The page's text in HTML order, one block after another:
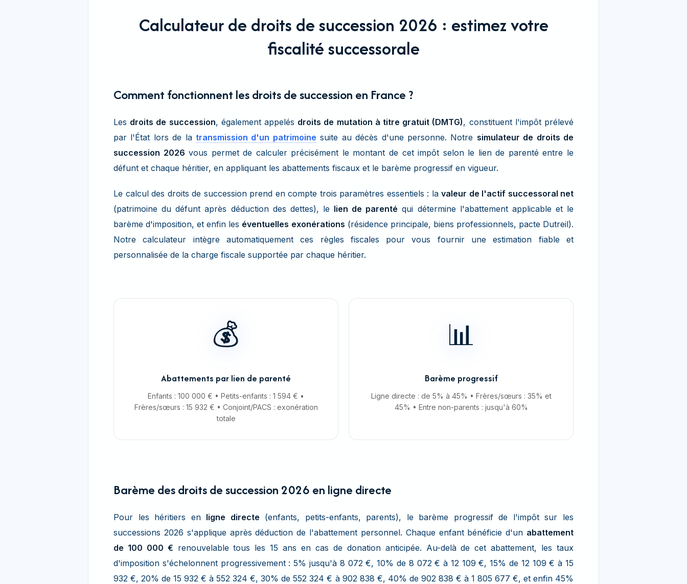
Calculateur de droits de succession 2026 : estimez votre
fiscalité successorale
Comment fonctionnent les droits de succession en France ?
Les droits de succession, également appelés droits de mutation à titre gratuit (DMTG), constituent l'impôt prélevé
par l'État lors de la transmission d'un patrimoine suite au décès d'une personne. Notre simulateur de droits de
succession 2026 vous permet de calculer précisément le montant de cet impôt selon le lien de parenté entre le
défunt et chaque héritier, en appliquant les abattements fiscaux et le barème progressif en vigueur.
Le calcul des droits de succession prend en compte trois paramètres essentiels : la valeur de l'actif successoral net
(patrimoine du défunt après déduction des dettes), le lien de parenté qui détermine l'abattement applicable et le
barème d'imposition, et enfin les éventuelles exonérations (résidence principale, biens professionnels, pacte Dutreil).
Notre calculateur intègre automatiquement ces règles fiscales pour vous fournir une estimation fiable et
personnalisée de la charge fiscale supportée par chaque héritier.
💰
Abattements par lien de parenté
Enfants : 100 000 € • Petits-enfants : 1 594 € •
Frères/sœurs : 15 932 € • Conjoint/PACS : exonération
totale
📊
Barème progressif
Ligne directe : de 5% à 45% • Frères/sœurs : 35% et
45% • Entre non-parents : jusqu'à 60%
Barème des droits de succession 2026 en ligne directe
Pour les héritiers en ligne directe (enfants, petits-enfants, parents), le barème progressif de l'impôt sur les
successions 2026 s'applique après déduction de l'abattement personnel. Chaque enfant bénéficie d'un abattement
de 100 000 € renouvelable tous les 15 ans en cas de donation anticipée. Au-delà de cet abattement, les taux
d'imposition s'échelonnent progressivement : 5% jusqu'à 8 072 €, 10% de 8 072 € à 12 109 €, 15% de 12 109 € à 15
932 €, 20% de 15 932 € à 552 324 €, 30% de 552 324 € à 902 838 €, 40% de 902 838 € à 1 805 677 €, et enfin 45%